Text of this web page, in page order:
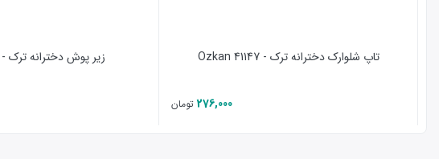
تاپ شلوارک دخترانه ترک - 41147 Ozkan
276,000 تومان
زیر پوش دخترانه ترک - 6002 براک